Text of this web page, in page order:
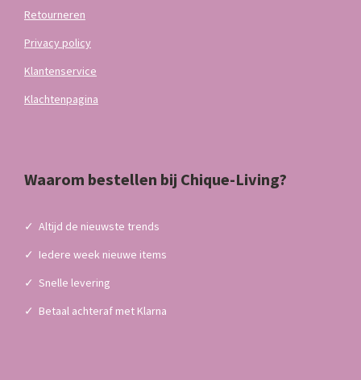
Retourneren
Privacy policy
Klantenservice
Klachtenpagina
Waarom bestellen bij Chique-Living?
✓ Altijd de nieuwste trends
✓ Iedere week nieuwe items
✓ Snelle levering
✓ Betaal achteraf met Klarna